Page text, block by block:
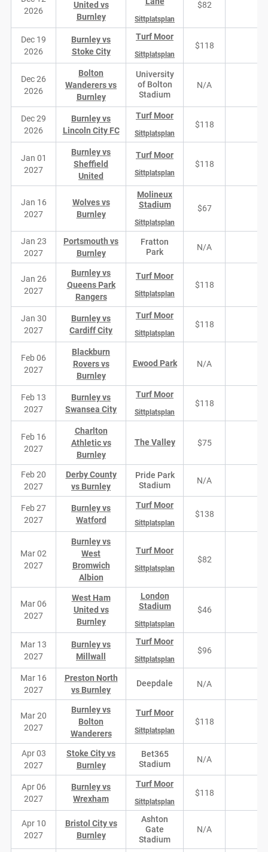
2026
United vs
Burnley
Sittplatsplan
$82
Dec 19
2026
Burnley vs
Stoke City
Turf Moor
Sittplatsplan
$118
Dec 26
2026
Bolton
Wanderers vs
Burnley
University
of Bolton
Stadium
N/A
Dec 29
2026
Burnley vs
Lincoln City FC
Turf Moor
Sittplatsplan
$118
Jan 01
2027
Burnley vs
Sheffield
United
Turf Moor
Sittplatsplan
$118
Jan 16
2027
Wolves vs
Burnley
Molineux
Stadium
Sittplatsplan
$67
Jan 23
2027
Portsmouth vs
Burnley
Fratton
Park
N/A
Jan 26
2027
Burnley vs
Queens Park
Rangers
Turf Moor
Sittplatsplan
$118
Jan 30
2027
Burnley vs
Cardiff City
Turf Moor
Sittplatsplan
$118
Feb 06
2027
Blackburn
Rovers vs
Burnley
Ewood Park N/A
Feb 13
2027
Burnley vs
Swansea City
Turf Moor
Sittplatsplan
$118
Feb 16
2027
Charlton
Athletic vs
Burnley
The Valley $75
Feb 20
2027
Derby County
vs Burnley
Pride Park
Stadium
N/A
Feb 27
2027
Burnley vs
Watford
Turf Moor
Sittplatsplan
$138
Mar 02
2027
Burnley vs
West
Bromwich
Albion
Turf Moor
Sittplatsplan
$82
Mar 06
2027
West Ham
United vs
Burnley
London
Stadium
Sittplatsplan
$46
Mar 13
2027
Burnley vs
Millwall
Turf Moor
Sittplatsplan
$96
Mar 16
2027
Preston North
vs Burnley
Deepdale N/A
Mar 20
2027
Burnley vs
Bolton
Wanderers
Turf Moor
Sittplatsplan
$118
Apr 03
2027
Stoke City vs
Burnley
Bet365
Stadium
N/A
Apr 06
2027
Burnley vs
Wrexham
Turf Moor
Sittplatsplan
$118
Apr 10
2027
Bristol City vs
Burnley
Ashton
Gate
Stadium
N/A